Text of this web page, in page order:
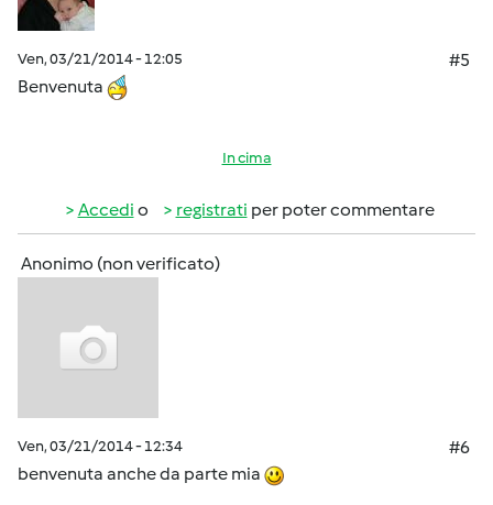
Ven, 03/21/2014 - 12:05
#5
Benvenuta
In cima
Accedi o registrati per poter commentare
Anonimo (non verificato)
Ven, 03/21/2014 - 12:34
#6
benvenuta anche da parte mia